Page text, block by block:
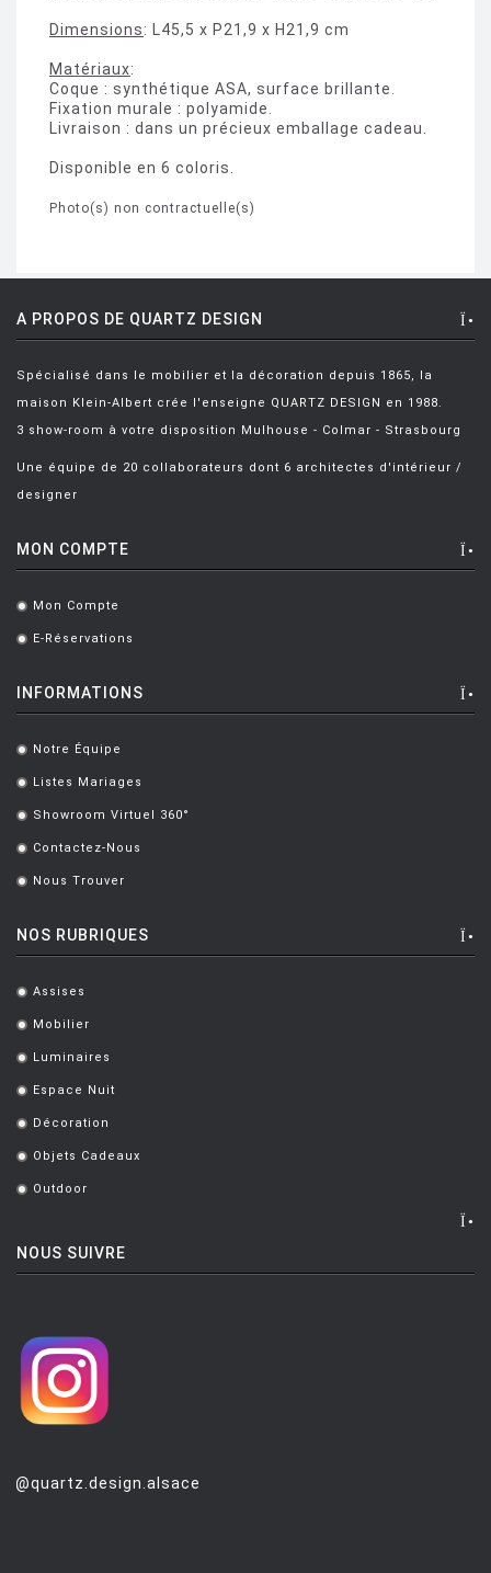
Dimensions: L45,5 x P21,9 x H21,9 cm
Matériaux:
Coque : synthétique ASA, surface brillante.
Fixation murale : polyamide.
Livraison : dans un précieux emballage cadeau.
Disponible en 6 coloris.
Photo(s) non contractuelle(s)
A PROPOS DE QUARTZ DESIGN
Spécialisé dans le mobilier et la décoration depuis 1865, la
maison Klein-Albert crée l'enseigne QUARTZ DESIGN en 1988.
3 show-room à votre disposition Mulhouse - Colmar - Strasbourg
Une équipe de 20 collaborateurs dont 6 architectes d'intérieur /
designer
MON COMPTE
. Mon Compte
. E-Réservations
INFORMATIONS
. Notre Équipe
. Listes Mariages
. Showroom Virtuel 360°
. Contactez-Nous
. Nous Trouver
NOS RUBRIQUES
. Assises
. Mobilier
. Luminaires
. Espace Nuit
. Décoration
. Objets Cadeaux
. Outdoor
NOUS SUIVRE
@quartz.design.alsace